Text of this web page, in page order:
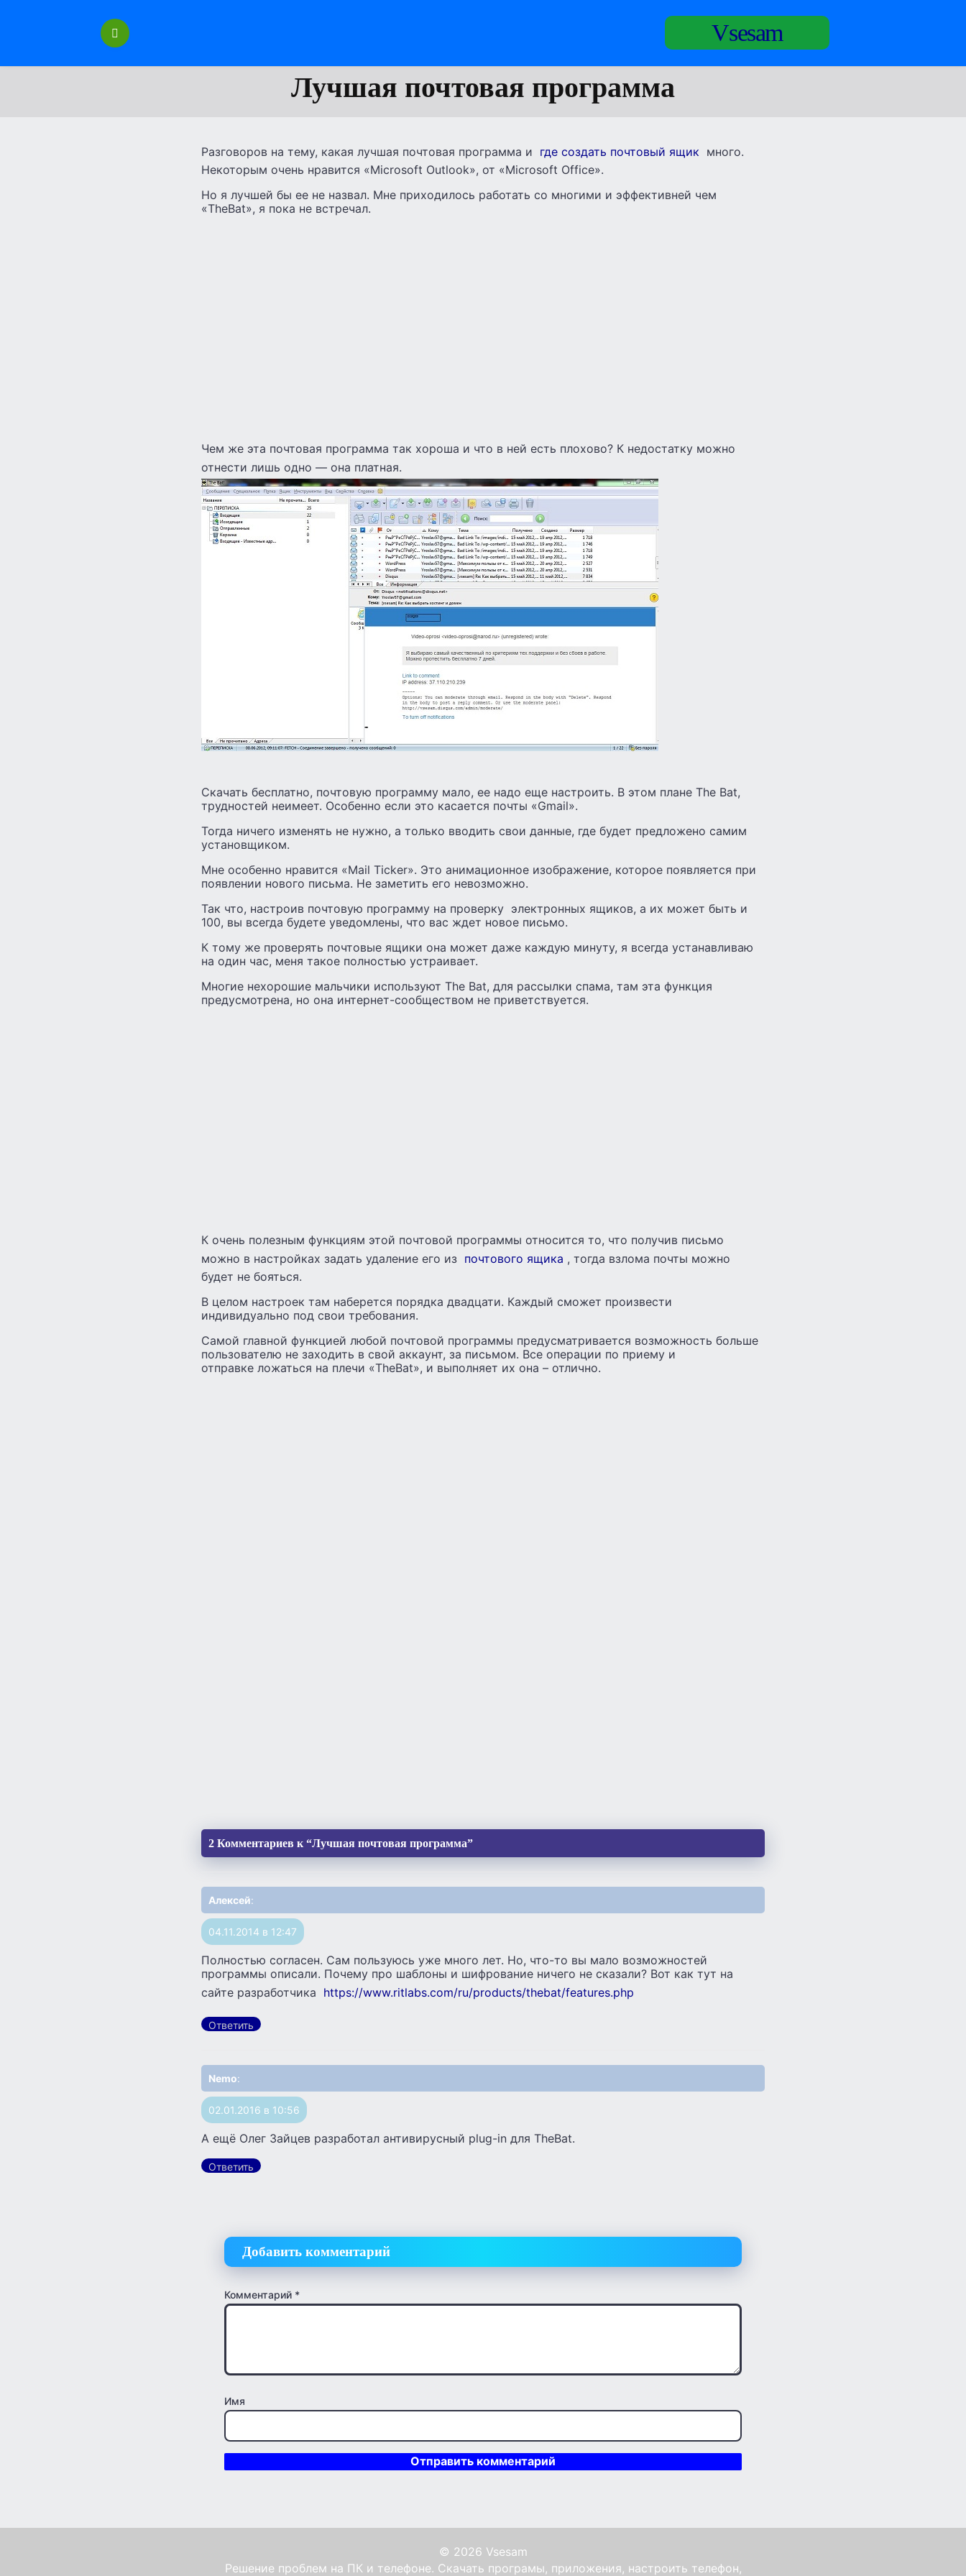
Vsesam
Лучшая почтовая программа
Разговоров на тему, какая лучшая почтовая программа и где создать почтовый ящик много.
Некоторым очень нравится «Microsoft Outlook», от «Microsoft Office».
Но я лучшей бы ее не назвал. Мне приходилось работать со многими и эффективней чем
«TheBat», я пока не встречал.
Чем же эта почтовая программа так хороша и что в ней есть плохово? К недостатку можно
отнести лишь одно — она платная.
Скачать бесплатно, почтовую программу мало, ее надо еще настроить. В этом плане The Bat,
трудностей неимеет. Особенно если это касается почты «Gmail».
Тогда ничего изменять не нужно, а только вводить свои данные, где будет предложено самим
установщиком.
Мне особенно нравится «Mail Ticker». Это анимационное изображение, которое появляется при
появлении нового письма. Не заметить его невозможно.
Так что, настроив почтовую программу на проверку электронных ящиков, а их может быть и
100, вы всегда будете уведомлены, что вас ждет новое письмо.
К тому же проверять почтовые ящики она может даже каждую минуту, я всегда устанавливаю
на один час, меня такое полностью устраивает.
Многие нехорошие мальчики используют The Bat, для рассылки спама, там эта функция
предусмотрена, но она интернет-сообществом не приветствуется.
К очень полезным функциям этой почтовой программы относится то, что получив письмо
можно в настройках задать удаление его из почтового ящика , тогда взлома почты можно
будет не бояться.
В целом настроек там наберется порядка двадцати. Каждый сможет произвести
индивидуально под свои требования.
Самой главной функцией любой почтовой программы предусматривается возможность больше
пользователю не заходить в свой аккаунт, за письмом. Все операции по приему и
отправке ложаться на плечи «TheBat», и выполняет их она – отлично.
2 Комментариев к “Лучшая почтовая программа”
Алексей:
04.11.2014 в 12:47
Полностью согласен. Сам пользуюсь уже много лет. Но, что-то вы мало возможностей
программы описали. Почему про шаблоны и шифрование ничего не сказали? Вот как тут на
сайте разработчика https://www.ritlabs.com/ru/products/thebat/features.php
Ответить
Nemo:
02.01.2016 в 10:56
А ещё Олег Зайцев разработал антивирусный plug-in для TheBat.
Ответить
Добавить комментарий
Комментарий *
Имя
© 2026 Vsesam
Решение проблем на ПК и телефоне. Скачать програмы, приложения, настроить телефон,